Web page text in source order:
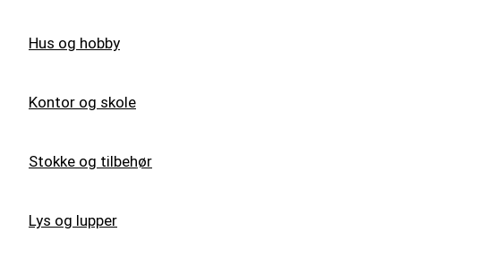
Hus og hobby
Kontor og skole
Stokke og tilbehør
Lys og lupper